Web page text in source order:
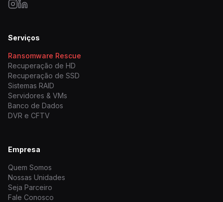
Serviços
Ransomware Rescue
Recuperação de HD
Recuperação de SSD
Sistemas RAID
Servidores & VMs
Banco de Dados
DVR e CFTV
Empresa
Quem Somos
Nossas Unidades
Seja Parceiro
Fale Conosco